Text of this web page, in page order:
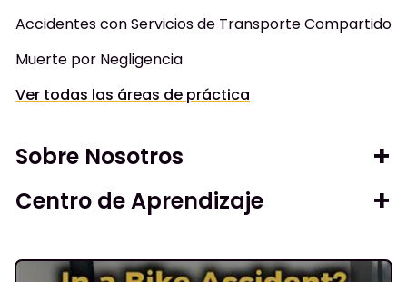
Accidentes con Servicios de Transporte Compartido
Muerte por Negligencia
Ver todas las áreas de práctica
Sobre Nosotros
Centro de Aprendizaje